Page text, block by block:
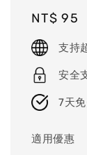
Regular
price
NT$ 95
支持
安全
7天
適用優惠